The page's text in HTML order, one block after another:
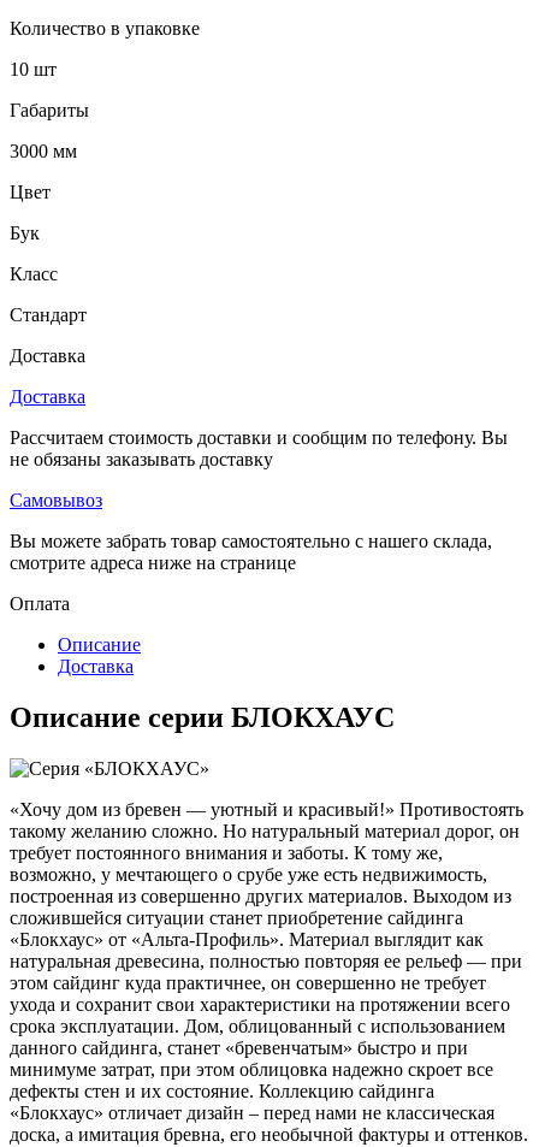
Количество в упаковке
10 шт
Габариты
3000 мм
Цвет
Бук
Класс
Стандарт
Доставка
Доставка
Рассчитаем стоимость доставки и сообщим по телефону. Вы
не обязаны заказывать доставку
Самовывоз
Вы можете забрать товар самостоятельно с нашего склада,
смотрите адреса ниже на странице
Оплата
Описание
Доставка
Описание серии БЛОКХАУС
«Хочу дом из бревен — уютный и красивый!» Противостоять
такому желанию сложно. Но натуральный материал дорог, он
требует постоянного внимания и заботы. К тому же,
возможно, у мечтающего о срубе уже есть недвижимость,
построенная из совершенно других материалов. Выходом из
сложившейся ситуации станет приобретение сайдинга
«Блокхаус» от «Альта-Профиль». Материал выглядит как
натуральная древесина, полностью повторяя ее рельеф — при
этом сайдинг куда практичнее, он совершенно не требует
ухода и сохранит свои характеристики на протяжении всего
срока эксплуатации. Дом, облицованный с использованием
данного сайдинга, станет «бревенчатым» быстро и при
минимуме затрат, при этом облицовка надежно скроет все
дефекты стен и их состояние. Коллекцию сайдинга
«Блокхаус» отличает дизайн – перед нами не классическая
доска, а имитация бревна, его необычной фактуры и оттенков.